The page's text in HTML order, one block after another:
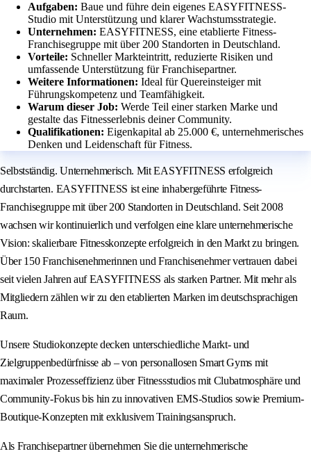
Aufgaben: Baue und führe dein eigenes EASYFITNESS-
Studio mit Unterstützung und klarer Wachstumsstrategie.
Unternehmen: EASYFITNESS, eine etablierte Fitness-
Franchisegruppe mit über 200 Standorten in Deutschland.
Vorteile: Schneller Markteintritt, reduzierte Risiken und
umfassende Unterstützung für Franchisepartner.
Weitere Informationen: Ideal für Quereinsteiger mit
Führungskompetenz und Teamfähigkeit.
Warum dieser Job: Werde Teil einer starken Marke und
gestalte das Fitnesserlebnis deiner Community.
Qualifikationen: Eigenkapital ab 25.000 €, unternehmerisches
Denken und Leidenschaft für Fitness.
Selbstständig. Unternehmerisch. Mit EASYFITNESS erfolgreich
durchstarten. EASYFITNESS ist eine inhabergeführte Fitness-
Franchisegruppe mit über 200 Standorten in Deutschland. Seit 2008
wachsen wir kontinuierlich und verfolgen eine klare unternehmerische
Vision: skalierbare Fitnesskonzepte erfolgreich in den Markt zu bringen.
Über 150 Franchisenehmerinnen und Franchisenehmer vertrauen dabei
seit vielen Jahren auf EASYFITNESS als starken Partner. Mit mehr als
Mitgliedern zählen wir zu den etablierten Marken im deutschsprachigen
Raum.
Unsere Studiokonzepte decken unterschiedliche Markt- und
Zielgruppenbedürfnisse ab – von personallosen Smart Gyms mit
maximaler Prozesseffizienz über Fitnessstudios mit Clubatmosphäre und
Community-Fokus bis hin zu innovativen EMS-Studios sowie Premium-
Boutique-Konzepten mit exklusivem Trainingsanspruch.
Als Franchisepartner übernehmen Sie die unternehmerische